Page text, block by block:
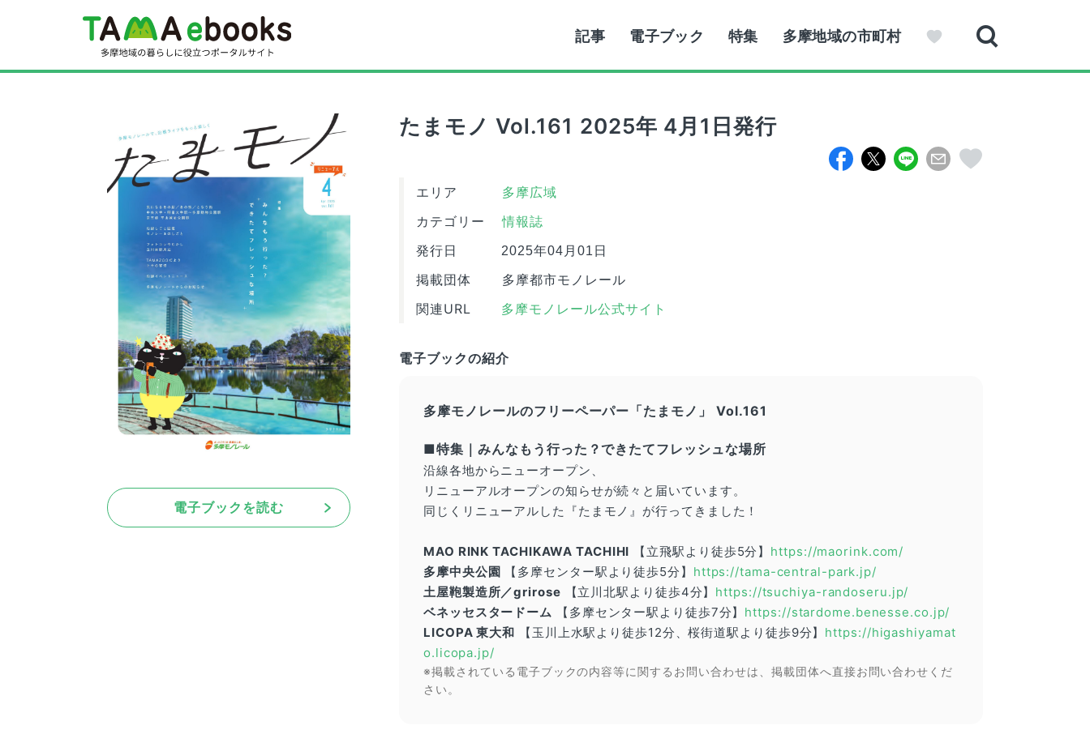
記事 電子ブック 特集 多摩地域の市町村
電子ブックを読む
たまモノ Vol.161 2025年 4月1日発行
エリア 多摩広域
カテゴリー 情報誌
発行日 2025年04月01日
掲載団体 多摩都市モノレール
関連URL 多摩モノレール公式サイト
電子ブックの紹介
多摩モノレールのフリーペーパー「たまモノ」 Vol.161
■特集｜みんなもう行った？できたてフレッシュな場所
沿線各地からニューオープン、
リニューアルオープンの知らせが続々と届いています。
同じくリニューアルした『たまモノ』が行ってきました！
MAO RINK TACHIKAWA TACHIHI 【立飛駅より徒歩5分】 https://maorink.com/
多摩中央公園 【多摩センター駅より徒歩5分】 https://tama-central-park.jp/
土屋鞄製造所／grirose 【立川北駅より徒歩4分】 https://tsuchiya-randoseru.jp/
ベネッセスタードーム 【多摩センター駅より徒歩7分】 https://stardome.benesse.co.jp/
LICOPA 東大和 【玉川上水駅より徒歩12分、桜街道駅より徒歩9分】 https://higashiyamat
o.licopa.jp/
※掲載されている電子ブックの内容等に関するお問い合わせは、掲載団体へ直接お問い合わせくだ
さい。